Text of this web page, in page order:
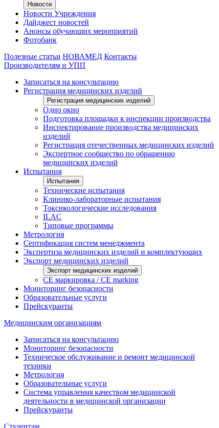
Новости
Новости Учреждения
Дайджест новостей
Анонсы обучающих мероприятий
Фотобанк
Полезные статьи НОВАМЕД Контакты
Производителям и УПП
Записаться на консультацию
Регистрация медицинских изделий
Регистрация медицинских изделий
Одно окно
Подготовка площадки к инспекции производства
Инспектирование производства медицинских
изделий
Регистрация отечественных медицинских изделий
Экспертное сообщество по обращению
медицинских изделий
Испытания
Испытания
Технические испытания
Клинико-лабораторные испытания
Токсикологические исследования
ILAС
Типовые программы
Метрология
Сертификация систем менеджмента
Экспертиза медицинских изделий и комплектующих
Экспорт медицинских изделий
Экспорт медицинских изделий
CE маркировка / CE marking
Мониторинг безопасности
Образовательные услуги
Прейскуранты
Медицинским организациям
Записаться на консультацию
Мониторинг безопасности
Техническое обслуживание и ремонт медицинской
техники
Метрология
Образовательные услуги
Система управления качеством медицинской
деятельности в медицинской организации
Прейскуранты
Студентам